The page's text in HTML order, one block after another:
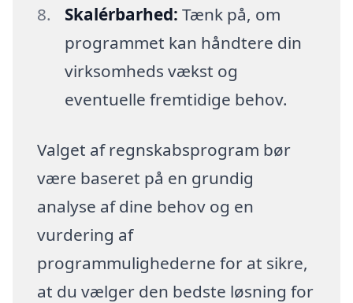
Skalérbarhed: Tænk på, om
programmet kan håndtere din
virksomheds vækst og
eventuelle fremtidige behov.
Valget af regnskabsprogram bør
være baseret på en grundig
analyse af dine behov og en
vurdering af
programmulighederne for at sikre,
at du vælger den bedste løsning for